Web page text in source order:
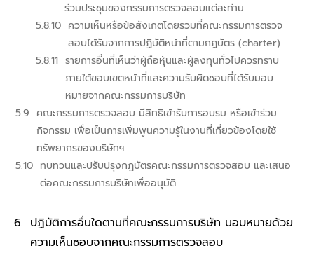
ร่วมประชุมของกรรมการตรวจสอบแต่ละท่าน
ความเห็นหรือข้อสังเกตโดยรวมที่คณะกรรมการตรวจ
สอบได้รับจากการปฏิบัติหน้าที่ตามกฎบัตร (charter)
รายการอื่นที่เห็นว่าผู้ถือหุ้นและผู้ลงทุนทั่วไปควรทราบ
ภายใต้ขอบเขตหน้าที่และความรับผิดชอบที่ได้รับมอบ
หมายจากคณะกรรมการบริษัท
คณะกรรมการตรวจสอบ มีสิทธิเข้ารับการอบรม หรือเข้าร่วม
กิจกรรม เพื่อเป็นการเพิ่มพูนความรู้ในงานที่เกี่ยวข้องโดยใช้
ทรัพยากรของบริษัทฯ
ทบทวนและปรับปรุงกฎบัตรคณะกรรมการตรวจสอบ และเสนอ
ต่อคณะกรรมการบริษัทเพื่ออนุมัติ
ปฏิบัติการอื่นใดตามที่คณะกรรมการบริษัท มอบหมายด้วย
ความเห็นชอบจากคณะกรรมการตรวจสอบ